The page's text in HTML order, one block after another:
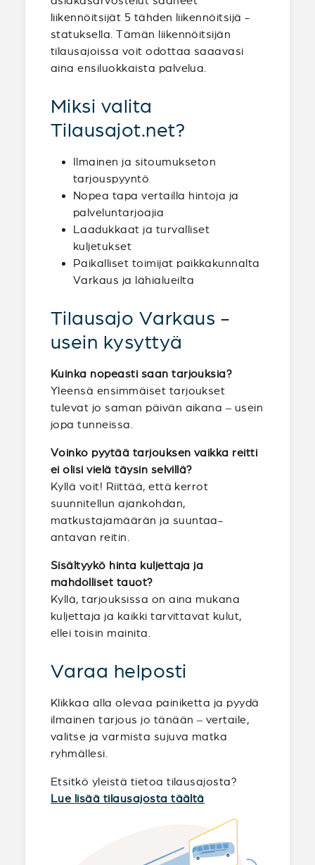
liikennöitsijät 5 tähden liikennöitsijä -
statuksella. Tämän liikennöitsijän
tilausajoissa voit odottaa saaavasi
aina ensiluokkaista palvelua.
Miksi valita
Tilausajot.net?
Ilmainen ja sitoumukseton
tarjouspyyntö
Nopea tapa vertailla hintoja ja
palveluntarjoajia
Laadukkaat ja turvalliset
kuljetukset
Paikalliset toimijat paikkakunnalta
Varkaus ja lähialueilta
Tilausajo Varkaus -
usein kysyttyä
Kuinka nopeasti saan tarjouksia?
Yleensä ensimmäiset tarjoukset
tulevat jo saman päivän aikana – usein
jopa tunneissa.
Voinko pyytää tarjouksen vaikka reitti
ei olisi vielä täysin selvillä?
Kyllä voit! Riittää, että kerrot
suunnitellun ajankohdan,
matkustajamäärän ja suuntaa-
antavan reitin.
Sisältyykö hinta kuljettaja ja
mahdolliset tauot?
Kyllä, tarjouksissa on aina mukana
kuljettaja ja kaikki tarvittavat kulut,
ellei toisin mainita.
Varaa helposti
Klikkaa alla olevaa painiketta ja pyydä
ilmainen tarjous jo tänään – vertaile,
valitse ja varmista sujuva matka
ryhmällesi.
Etsitkö yleistä tietoa tilausajosta?
Lue lisää tilausajosta täältä